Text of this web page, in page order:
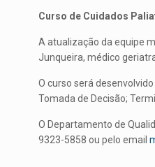
Curso de Cuidados
A atualização da equipe
Junqueira, médico
O curso será
Tomada de Decisão;
O Departamento de
9323-5858 ou pelo email